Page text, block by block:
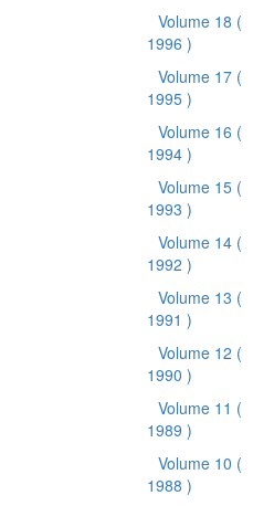
Volume 18 (
1996 )
Volume 17 (
1995 )
Volume 16 (
1994 )
Volume 15 (
1993 )
Volume 14 (
1992 )
Volume 13 (
1991 )
Volume 12 (
1990 )
Volume 11 (
1989 )
Volume 10 (
1988 )